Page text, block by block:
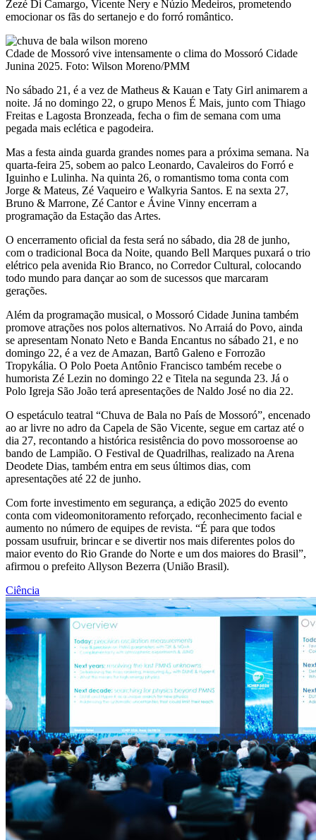
Zezé Di Camargo, Vicente Nery e Núzio Medeiros, prometendo
emocionar os fãs do sertanejo e do forró romântico.
Cdade de Mossoró vive intensamente o clima do Mossoró Cidade
Junina 2025. Foto: Wilson Moreno/PMM
No sábado 21, é a vez de Matheus & Kauan e Taty Girl animarem a
noite. Já no domingo 22, o grupo Menos É Mais, junto com Thiago
Freitas e Lagosta Bronzeada, fecha o fim de semana com uma
pegada mais eclética e pagodeira.
Mas a festa ainda guarda grandes nomes para a próxima semana. Na
quarta-feira 25, sobem ao palco Leonardo, Cavaleiros do Forró e
Iguinho e Lulinha. Na quinta 26, o romantismo toma conta com
Jorge & Mateus, Zé Vaqueiro e Walkyria Santos. E na sexta 27,
Bruno & Marrone, Zé Cantor e Ávine Vinny encerram a
programação da Estação das Artes.
O encerramento oficial da festa será no sábado, dia 28 de junho,
com o tradicional Boca da Noite, quando Bell Marques puxará o trio
elétrico pela avenida Rio Branco, no Corredor Cultural, colocando
todo mundo para dançar ao som de sucessos que marcaram
gerações.
Além da programação musical, o Mossoró Cidade Junina também
promove atrações nos polos alternativos. No Arraiá do Povo, ainda
se apresentam Nonato Neto e Banda Encantus no sábado 21, e no
domingo 22, é a vez de Amazan, Bartô Galeno e Forrozão
Tropykália. O Polo Poeta Antônio Francisco também recebe o
humorista Zé Lezin no domingo 22 e Titela na segunda 23. Já o
Polo Igreja São João terá apresentações de Naldo José no dia 22.
O espetáculo teatral “Chuva de Bala no País de Mossoró”, encenado
ao ar livre no adro da Capela de São Vicente, segue em cartaz até o
dia 27, recontando a histórica resistência do povo mossoroense ao
bando de Lampião. O Festival de Quadrilhas, realizado na Arena
Deodete Dias, também entra em seus últimos dias, com
apresentações até 22 de junho.
Com forte investimento em segurança, a edição 2025 do evento
conta com videomonitoramento reforçado, reconhecimento facial e
aumento no número de equipes de revista. “É para que todos
possam usufruir, brincar e se divertir nos mais diferentes polos do
maior evento do Rio Grande do Norte e um dos maiores do Brasil”,
afirmou o prefeito Allyson Bezerra (União Brasil).
Ciência